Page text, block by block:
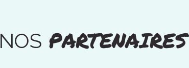
NOSPARTENAIRES